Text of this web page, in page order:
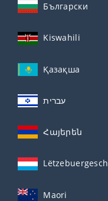
Български
Kiswahili
Қазақша
עברית
Հայերեն
Lëtzebuergesch
Maori